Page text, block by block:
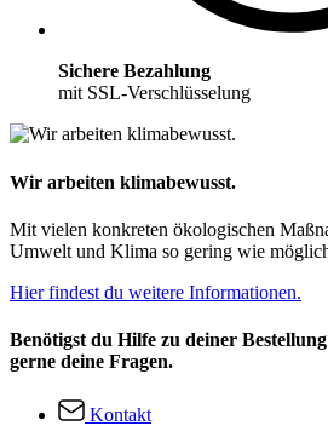
Sichere Bezahlung
mit SSL-Verschlüsselung
Wir arbeiten klimabewusst.
Mit vielen konkreten ökologischen
Umwelt und Klima so gering wie
Hier findest du weitere Informationen.
Benötigst du Hilfe zu deiner
gerne deine Fragen.
Kontakt